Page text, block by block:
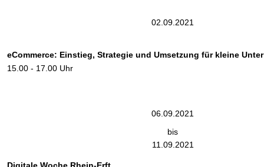
02.09.2021
eCommerce: Einstieg, Strategie und Umsetzung für kleine
15.00 - 17.00 Uhr
06.09.2021
bis
11.09.2021